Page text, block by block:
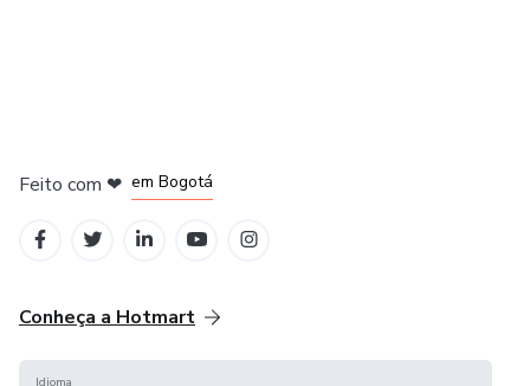
Feito com ❤ em Bogotá
Conheça a Hotmart
Idioma